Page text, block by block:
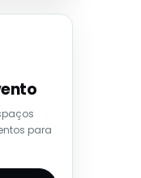
para